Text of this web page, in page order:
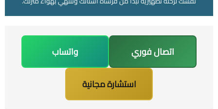
اتصال فوري واتساب
استشارة مجانية